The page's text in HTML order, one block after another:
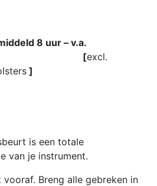
8 uur – v.a.
[excl.
]
is een totale
van je instrument.
Breng alle gebreken in